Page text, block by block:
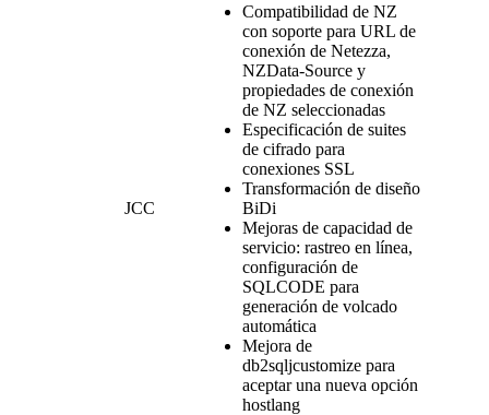
JCC
Compatibilidad de NZ
con soporte para URL de
conexión de Netezza,
NZData-Source y
propiedades de conexión
de NZ seleccionadas
Especificación de suites
de cifrado para
conexiones SSL
Transformación de diseño
BiDi
Mejoras de capacidad de
servicio: rastreo en línea,
configuración de
SQLCODE para
generación de volcado
automática
Mejora de
db2sqljcustomize para
aceptar una nueva opción
hostlang